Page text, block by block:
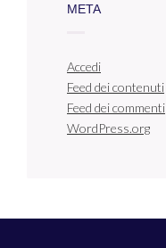
META
Accedi
Feed dei contenuti
Feed dei commenti
WordPress.org